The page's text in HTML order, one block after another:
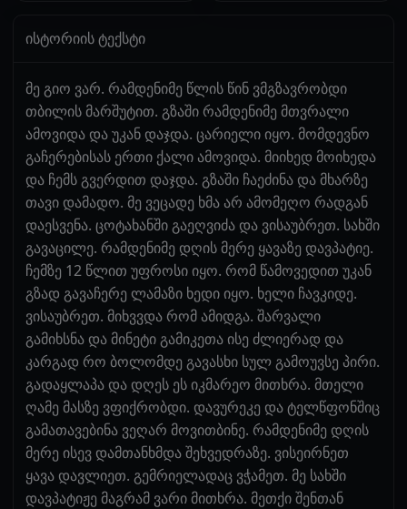
ისტორიის ტექსტი
მე გიო ვარ. რამდენიმე წლის წინ ვმგზავრობდი
თბილის მარშუტით. გზაში რამდენიმე მთვრალი
ამოვიდა და უკან დაჯდა. ცარიელი იყო. მომდევნო
გაჩერებისას ერთი ქალი ამოვიდა. მიიხედ მოიხედა
და ჩემს გვერდით დაჯდა. გზაში ჩაეძინა და მხარზე
თავი დამადო. მე ვეცადე ხმა არ ამომეღო რადგან
დაესვენა. ცოტახანში გაეღვიძა და ვისაუბრეთ. სახში
გავაცილე. რამდენიმე დღის მერე ყავაზე დავპატიე.
ჩემზე 12 წლით უფროსი იყო. რომ წამოვედით უკან
გზად გავაჩერე ლამაზი ხედი იყო. ხელი ჩავკიდე.
ვისაუბრეთ. მიხვვდა რომ ამიდგა. შარვალი
გამიხსნა და მინეტი გამიკეთა ისე ძლიერად და
კარგად რო ბოლომდე გავასხი სულ გამოუვსე პირი.
გადაყლაპა და დღეს ეს იკმარეო მითხრა. მთელი
ღამე მასზე ვფიქრობდი. დავურეკე და ტელწფონშიც
გამათავებინა ვეღარ მოვითბინე. რამდენიმე დღის
მერე ისევ დამთანხმდა შეხვედრაზე. ვისეირნეთ
ყავა დავლიეთ. გემრიელადაც ვჭამეთ. მე სახში
დავპატიჟე მაგრამ ვარი მითხრა. მეთქი შენთან